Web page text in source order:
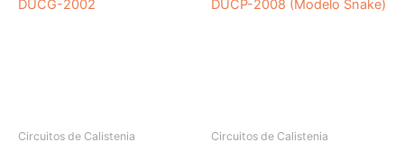
Circuitos de Calistenia Circuitos de Calistenia